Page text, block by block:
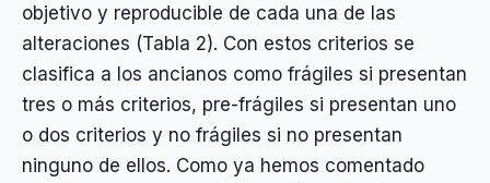
objetivo y reproducible de cada una de las
alteraciones (Tabla 2). Con estos criterios se
clasifica a los ancianos como frágiles si presentan
tres o más criterios, pre-frágiles si presentan uno
o dos criterios y no frágiles si no presentan
ninguno de ellos. Como ya hemos comentado